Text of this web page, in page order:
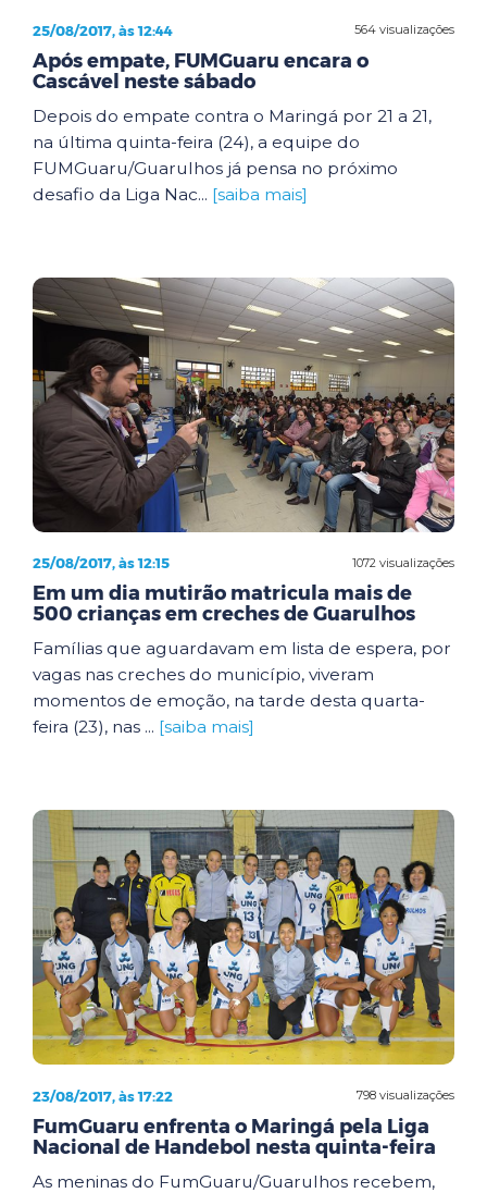
564 visualizações
25/08/2017, às 12:44
Após empate, FUMGuaru encara o
Cascável neste sábado
Depois do empate contra o Maringá por 21 a 21,
na última quinta-feira (24), a equipe do
FUMGuaru/Guarulhos já pensa no próximo
desafio da Liga Nac... [saiba mais]
1072 visualizações
25/08/2017, às 12:15
Em um dia mutirão matricula mais de
500 crianças em creches de Guarulhos
Famílias que aguardavam em lista de espera, por
vagas nas creches do município, viveram
momentos de emoção, na tarde desta quarta-
feira (23), nas ... [saiba mais]
798 visualizações
23/08/2017, às 17:22
FumGuaru enfrenta o Maringá pela Liga
Nacional de Handebol nesta quinta-feira
As meninas do FumGuaru/Guarulhos recebem,